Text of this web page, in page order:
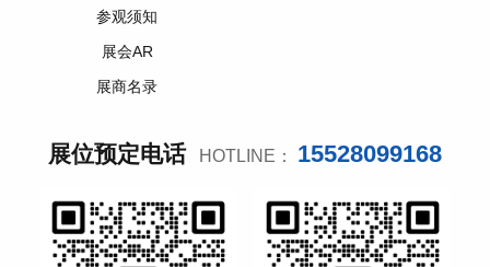
参观须知
展会AR
展商名录
展位预定电话 HOTLINE： 15528099168